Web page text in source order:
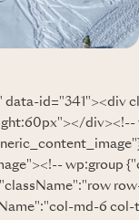
id="341"><div
div><!--
wp:group
md-6